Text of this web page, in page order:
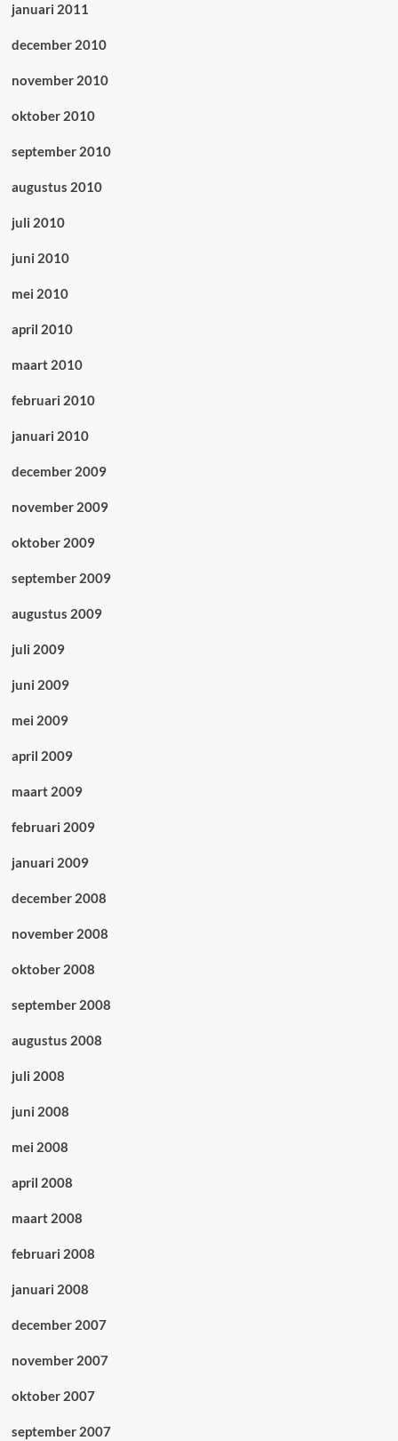
januari 2011
december 2010
november 2010
oktober 2010
september 2010
augustus 2010
juli 2010
juni 2010
mei 2010
april 2010
maart 2010
februari 2010
januari 2010
december 2009
november 2009
oktober 2009
september 2009
augustus 2009
juli 2009
juni 2009
mei 2009
april 2009
maart 2009
februari 2009
januari 2009
december 2008
november 2008
oktober 2008
september 2008
augustus 2008
juli 2008
juni 2008
mei 2008
april 2008
maart 2008
februari 2008
januari 2008
december 2007
november 2007
oktober 2007
september 2007